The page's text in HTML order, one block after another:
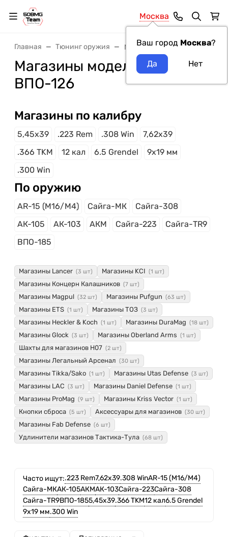
Москва
Ваш город Москва?
Главная Тюнинг оружия Магазины
Магазины модель оружия
ВПО-126
Магазины по калибру
5,45x39 .223 Rem .308 Win
7,62x39
.366 TKM
12 кал 6.5 Grendel
9x19 мм
.300 Win
По оружию
AR-15 (M16/M4) Сайга-МК
Сайга-308
АК-105
АК-103 АКМ Сайга-223
Сайга-TR9
ВПО-185
Магазины Lancer (3 шт) Магазины KCI (1 шт)
Магазины Концерн Калашников (7 шт)
Магазины Magpul (32 шт) Магазины Pufgun (63 шт)
Магазины ETS (1 шт) Магазины ТОЗ (3 шт)
Магазины Heckler & Koch (1 шт) Магазины DuraMag (18 шт)
Магазины Glock (3 шт) Магазины Oberland Arms (1 шт)
Шахты для магазинов H07 (2 шт)
Магазины Легальный Арсенал (30 шт)
Магазины Tikka/Sako (1 шт) Магазины Utas Defense (3 шт)
Магазины LAC (3 шт) Магазины Daniel Defense (1 шт)
Магазины ProMag (9 шт) Магазины Kriss Vector (1 шт)
Кнопки сброса (5 шт) Аксессуары для магазинов (30 шт)
Магазины Fab Defense (6 шт)
Удлинители магазинов Тактика-Тула (68 шт)
Часто ищут:.223 Rem7,62x39.308 WinAR-15 (M16/M4)
Сайга-МКАК-105АКМАК-103Сайга-223Сайга-308
Сайга-TR9ВПО-1855,45x39.366 TKM12 кал6.5 Grendel
9x19 мм.300 Win